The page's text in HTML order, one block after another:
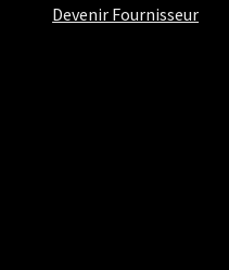
Devenir Fournisseur